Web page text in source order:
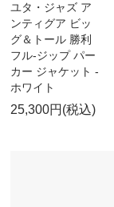
ユタ・ジャズ ア
ンティグア ビッ
グ＆トール 勝利
フル-ジップ パー
カー ジャケット -
ホワイト
25,300円(税込)